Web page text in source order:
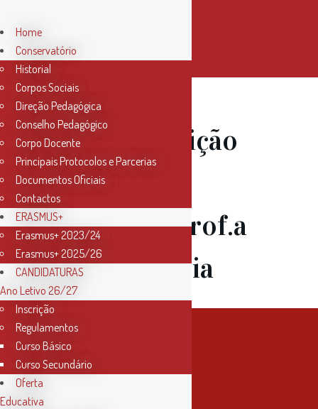
05 Jun
Audição
de Órgão –
Classe da Prof.a
Lídia Correia
Home
Conservatório
Historial
Corpos Sociais
Direção Pedagógica
Conselho Pedagógico
Corpo Docente
Principais Protocolos e Parcerias
Documentos Oficiais
Contactos
ERASMUS+
Erasmus+ 2023/24
Erasmus+ 2025/26
CANDIDATURAS
Ano Letivo 26/27
Inscrição
Regulamentos
Curso Básico
Curso Secundário
Oferta
Educativa